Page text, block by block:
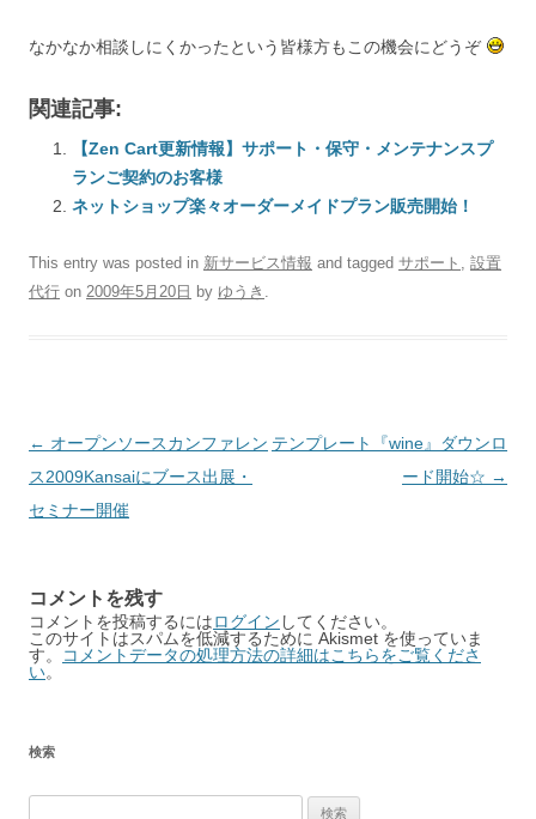
なかなか相談しにくかったという皆様方もこの機会にどうぞ
関連記事:
【Zen Cart更新情報】サポート・保守・メンテナンスプ
ランご契約のお客様
ネットショップ楽々オーダーメイドプラン販売開始！
This entry was posted in 新サービス情報 and tagged サポート , 設置
代行 on 2009年5月20日 by ゆうき .
Post
navigation
← オープンソースカンファレン
ス2009Kansaiにブース出展・
セミナー開催
テンプレート『wine』ダウンロ
ード開始☆ →
コメントを残す
コメントを投稿するにはログイン してください。
このサイトはスパムを低減するために Akismet を使っていま
す。
コメントデータの処理方法の詳細はこちらをご覧くださ
い。
検索